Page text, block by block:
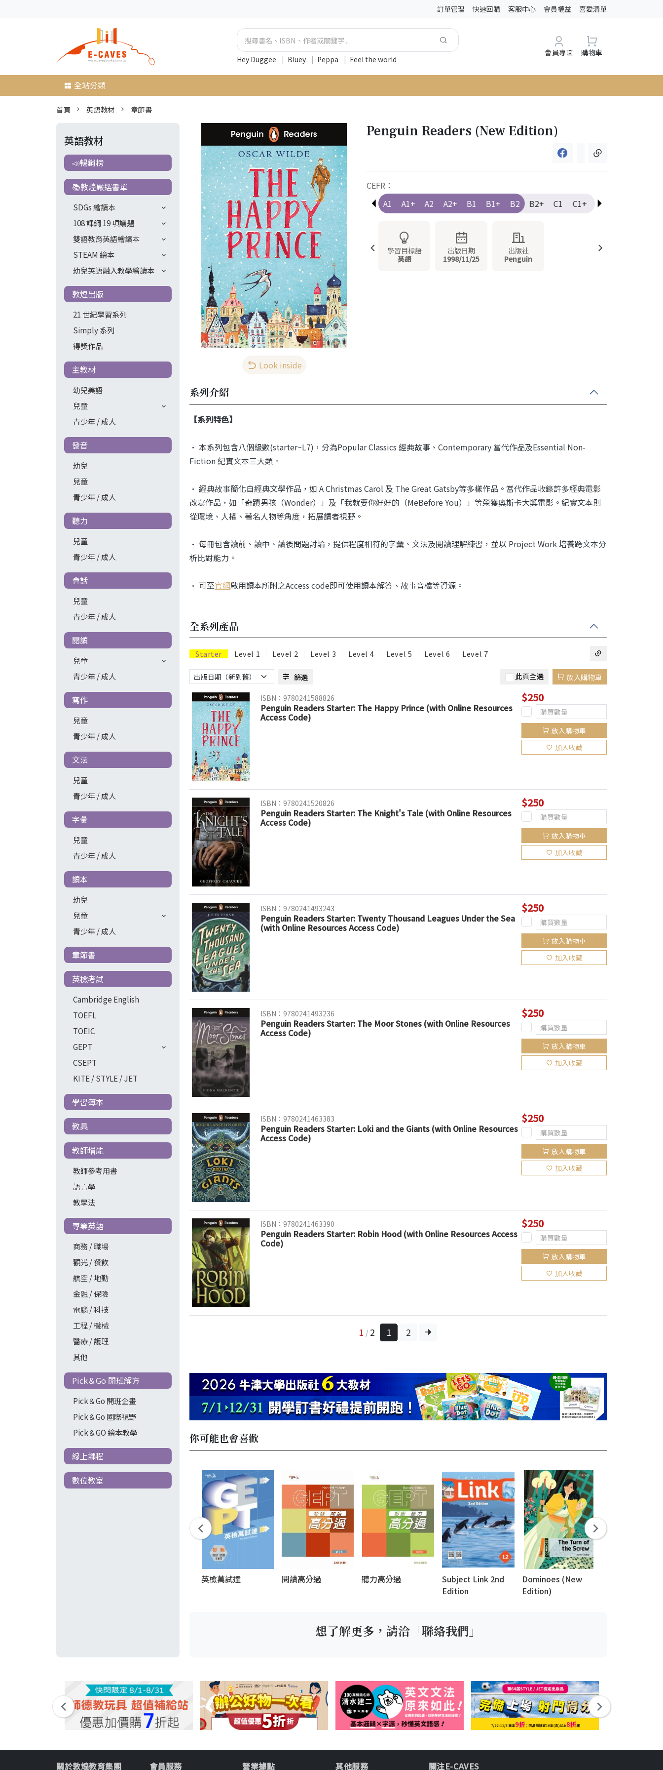
訂單管理 快速回購 客服中心 會員權益 喜愛清單
Hey Duggee | Bluey | Peppa | Feel the world
會員專區 購物車
全站分類
首頁 英語教材 章節書
英語教材
📣暢銷榜
📚敦煌嚴選書單
SDGs 繪讀本
108 課綱 19 項議題
雙語教育英語繪讀本
STEAM 繪本
幼兒英語融入教學繪讀本
敦煌出版
21 世紀學習系列
Simply 系列
得獎作品
主教材
幼兒美語
兒童
青少年 / 成人
發音
幼兒
兒童
青少年 / 成人
聽力
兒童
青少年 / 成人
會話
兒童
青少年 / 成人
閱讀
兒童
青少年 / 成人
寫作
兒童
青少年 / 成人
文法
兒童
青少年 / 成人
字彙
兒童
青少年 / 成人
讀本
幼兒
兒童
青少年 / 成人
章節書
英檢考試
Cambridge English
TOEFL
TOEIC
GEPT
CSEPT
KITE / STYLE / JET
學習簿本
教具
教師增能
教師參考用書
語言學
教學法
專業英語
商務 / 職場
觀光 / 餐飲
航空 / 地勤
金融 / 保險
電腦 / 科技
工程 / 機械
醫療 / 護理
其他
Pick＆Go 開班解方
Pick＆Go 開班企畫
Pick＆Go 國際視野
Pick＆GO 繪本教學
線上課程
數位教室
Look inside
Penguin Readers (New Edition)
CEFR：
Pre-A1
A1 A1+ A2 A2+ B1 B1+ B2 B2+ C1 C1+ C2
學習目標語
英語
出版日期
1998/11/25
出版社
Penguin
系列介紹
【系列特色】
• 本系列包含八個級數(starter~L7)，分為Popular Classics 經典故事、Contemporary 當代作品及Essential Non-
Fiction 紀實文本三大類。
• 經典故事簡化自經典文學作品，如 A Christmas Carol 及 The Great Gatsby等多樣作品。當代作品收錄許多經典電影
改寫作品，如「奇蹟男孩（Wonder）」及「我就要你好好的（MeBefore You）」等榮獲奧斯卡大獎電影。紀實文本則
從環境、人權、著名人物等角度，拓展讀者視野。
• 每冊包含讀前、讀中、讀後問題討論，提供程度相符的字彙、文法及閱讀理解練習，並以 Project Work 培養跨文本分
析比對能力。
• 可至官網啟用讀本所附之Access code即可使用讀本解答、故事音檔等資源。
全系列產品
Starter Level 1 Level 2 Level 3 Level 4 Level 5 Level 6 Level 7
篩選 此頁全選 放入購物車
ISBN：9780241588826
Penguin Readers Starter: The Happy Prince (with Online Resources
Access Code)
$250
放入購物車
加入收藏
ISBN：9780241520826
Penguin Readers Starter: The Knight's Tale (with Online Resources
Access Code)
$250
放入購物車
加入收藏
ISBN：9780241493243
Penguin Readers Starter: Twenty Thousand Leagues Under the Sea
(with Online Resources Access Code)
$250
放入購物車
加入收藏
ISBN：9780241493236
Penguin Readers Starter: The Moor Stones (with Online Resources
Access Code)
$250
放入購物車
加入收藏
ISBN：9780241463383
Penguin Readers Starter: Loki and the Giants (with Online Resources
Access Code)
$250
放入購物車
加入收藏
ISBN：9780241463390
Penguin Readers Starter: Robin Hood (with Online Resources Access
Code)
$250
放入購物車
加入收藏
1 / 2 1 2
你可能也會喜歡
英檢萬試達 閱讀高分過 聽力高分過
Subject Link 2nd
Edition
Dominoes (New
Edition)
想了解更多，請洽「聯絡我們」
關於敦煌教育集團 會員服務 營業據點 其他服務 關注E-CAVES